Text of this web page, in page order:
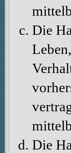
Die
Die